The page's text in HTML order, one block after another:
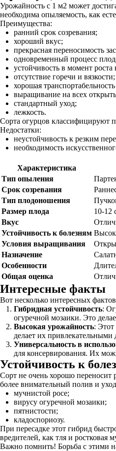
Урожайность с 1 м2 может
необходима опыляемость, как
Преимущества:
ранний срок созревания;
хороший вкус;
прекрасная переносимость
одновременный процесс
устойчивость в момент
отсутствие горечи и вязкости;
хорошая
выращивание на всех
стандартный уход;
лежкость.
Сорта огурцов классифицируют
Недостатки:
неустойчивость к резким
необходимость
Характеристика
Тип опыления
Срок созревания
Тип плодоношения
Размер плода
10-12
Вкус
Устойчивость к болезням
Условия выращивания
Назначение
Особенности
Общая оценка
Интересные факты
Вот несколько интересных
Гибридная устойчивость:
огуречной мозаики. Это
Высокая урожайность:
делает их
Универсальность в
для консервирования. Их
Устойчивость к
Сорт не очень хорошо переносит
более внимательный полив и
мучнистой росе;
вирусу огуречной мозаики;
пятнистости;
кладоспориозу.
При пересадке этот гибрид
вредителей, как тля и ростковая
Важно помнить! Борьба с этими